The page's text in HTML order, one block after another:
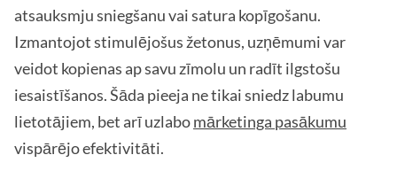
atsauksmju sniegšanu vai satura kopīgošanu.
Izmantojot stimulējošus žetonus, uzņēmumi var
veidot kopienas ap savu zīmolu un radīt ilgstošu
iesaistīšanos. Šāda pieeja ne tikai sniedz labumu
lietotājiem, bet arī uzlabomārketinga pasākumu
vispārējo efektivitāti.